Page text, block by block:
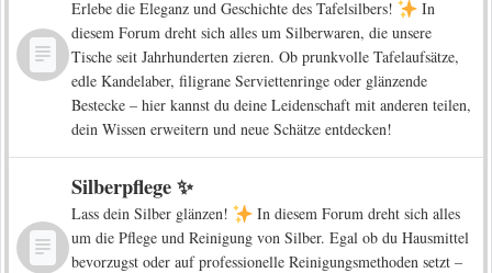
Erlebe die Eleganz und Geschichte des Tafelsilbers!
In
diesem Forum dreht sich alles um Silberwaren, die unsere
Tische seit Jahrhunderten zieren. Ob prunkvolle Tafelaufsätze,
edle Kandelaber, filigrane Serviettenringe oder glänzende
Bestecke – hier kannst du deine Leidenschaft mit anderen teilen,
dein Wissen erweitern und neue Schätze entdecken!
Silberpflege ✨
Lass dein Silber glänzen!
In diesem Forum dreht sich alles
um die Pflege und Reinigung von Silber. Egal ob du Hausmittel
bevorzugst oder auf professionelle Reinigungsmethoden setzt –